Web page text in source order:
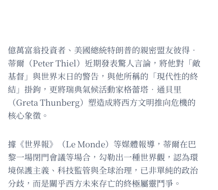
億萬富翁投資者、美國總統特朗普的親密盟友彼得．
蒂爾（Peter Thiel）近期發表驚人言論，將他對「敵
基督」與世界末日的警告，與他所稱的「現代性的終
結」掛鉤，更將瑞典氣候活動家格蕾塔．通貝里
（Greta Thunberg）塑造成將西方文明推向危機的
核心象徵。
據《世界報》（Le Monde）等媒體報導，蒂爾在巴
黎一場閉門會議等場合，勾勒出一種世界觀，認為環
境保護主義、科技監管與全球治理，已非單純的政治
分歧，而是關乎西方未來存亡的終極屬靈鬥爭。